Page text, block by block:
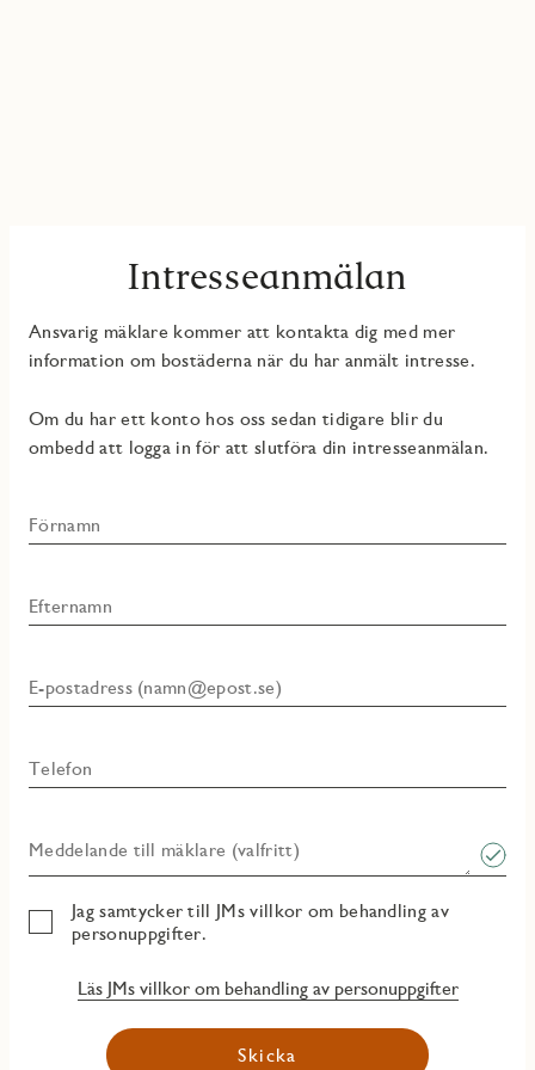
Intresseanmälan
Ansvarig mäklare kommer att kontakta dig med mer
information om bostäderna när du har anmält intresse.
Om du har ett konto hos oss sedan tidigare blir du
ombedd att logga in för att slutföra din intresseanmälan.
Förnamn
Efternamn
E-postadress (namn@epost.se)
Telefon
Meddelande till mäklare (valfritt)
Jag samtycker till JMs villkor om behandling av
personuppgifter.
Läs JMs villkor om behandling av personuppgifter
Skicka